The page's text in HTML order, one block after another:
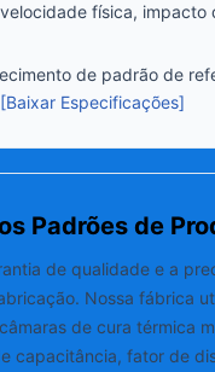
física, impacto
de padrão de
[Baixar Especificações]
Padrões de
de qualidade e a
Nossa fábrica
de cura térmica
capacitância, fator de